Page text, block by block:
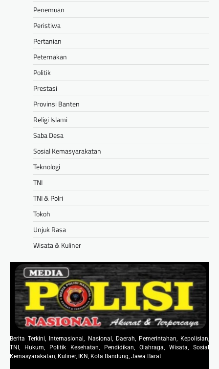
Penemuan
Peristiwa
Pertanian
Peternakan
Politik
Prestasi
Provinsi Banten
Religi Islami
Saba Desa
Sosial Kemasyarakatan
Teknologi
TNI
TNI & Polri
Tokoh
Unjuk Rasa
Wisata & Kuliner
Berita Terkini, Internasional, Nasional, Daerah, Pemerintahan, Kepolisian,
TNI, Hukum, Politik Kesehatan, Pendidikan, Olahraga, Wisata, Sosial
Kemasyarakatan, Kuliner, IKN, Kota Bandung, Jawa Barat